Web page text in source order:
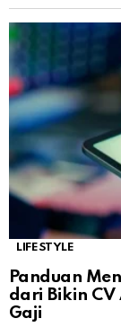
LIFESTYLE
Panduan
dari Bikin CV
Gaji